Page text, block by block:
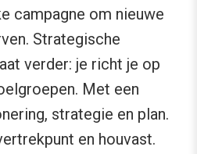
campagne om nieuwe
Strategische
verder: je richt je op
Met een
strategie en plan.
en houvast.